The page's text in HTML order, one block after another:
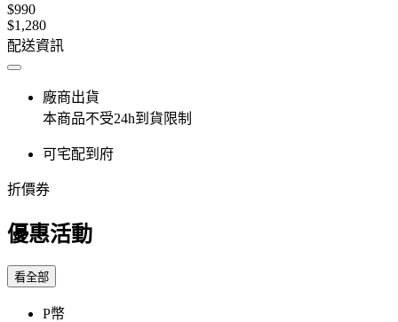
$990
$1,280
配送資訊
廠商出貨
本商品不受24h到貨限制
可宅配到府
折價券
優惠活動
看全部
P幣